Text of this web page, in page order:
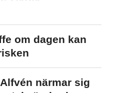
om dagen kan
närmar sig